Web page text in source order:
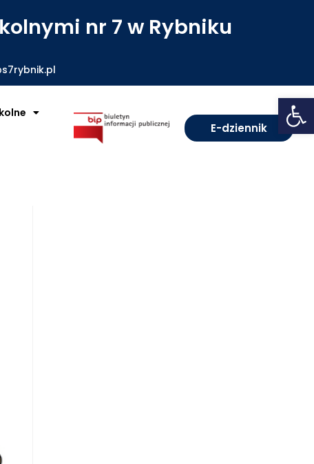
Open toolbar
nr 7 w Rybniku
E-dziennik